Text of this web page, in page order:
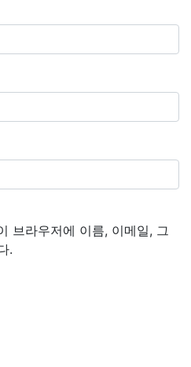
브라우저에 이름, 이메일, 그
.